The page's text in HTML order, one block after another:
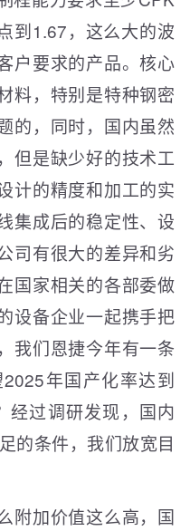
到1.67，这么大的波
户要求的产品。核心
料，特别是特种钢密
的，同时，国内虽然
但是缺少好的技术工
计的精度和加工的实
集成后的稳定性、设
司有很大的差异和劣
国家相关的各部委做
设备企业一起携手把
我们恩捷今年有一条
年国产化率达到
经过调研发现，国内
的条件，我们放宽目
附加价值这么高，国